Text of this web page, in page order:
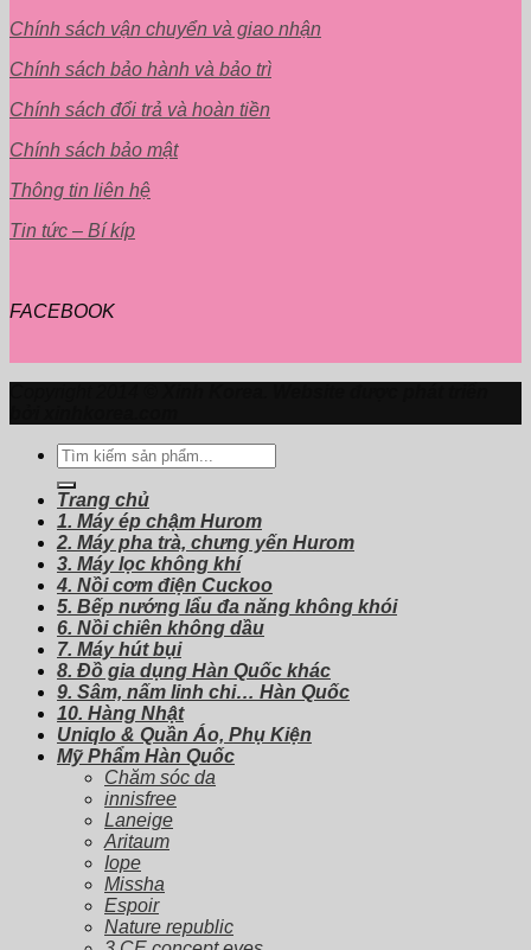
Chính sách vận chuyển và giao nhận
Chính sách bảo hành và bảo trì
Chính sách đổi trả và hoàn tiền
Chính sách bảo mật
Thông tin liên hệ
Tin tức – Bí kíp
FACEBOOK
Tìm
kiếm:
Trang chủ
1. Máy ép chậm Hurom
2. Máy pha trà, chưng yến Hurom
3. Máy lọc không khí
4. Nồi cơm điện Cuckoo
5. Bếp nướng lẩu đa năng không khói
6. Nồi chiên không dầu
7. Máy hút bụi
8. Đồ gia dụng Hàn Quốc khác
9. Sâm, nấm linh chi… Hàn Quốc
10. Hàng Nhật
Uniqlo & Quần Áo, Phụ Kiện
Mỹ Phẩm Hàn Quốc
Chăm sóc da
innisfree
Laneige
Aritaum
Iope
Missha
Espoir
Nature republic